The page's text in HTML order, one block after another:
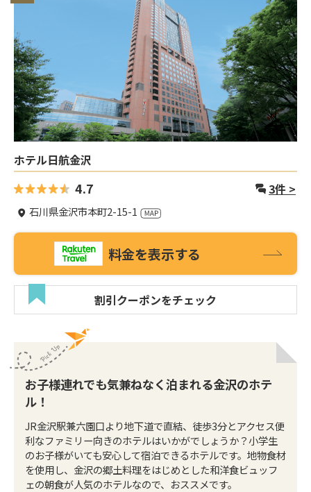
ホテル日航金沢
4.7 3件 >
石川県金沢市本町2-15-1
料金を表示する
割引クーポンをチェック
お子様連れでも気兼ねなく泊まれる金沢のホテ
ル！
JR金沢駅兼六園口より地下道で直結、徒歩3分とアクセス便
利なファミリー向きのホテルはいかがでしょうか？小学生
のお子様がいても安心して宿泊できるホテルです。地物食材
を使用し、金沢の郷土料理をはじめとした和洋食ビュッフ
ェの朝食が人気のホテルなので、おススメです。